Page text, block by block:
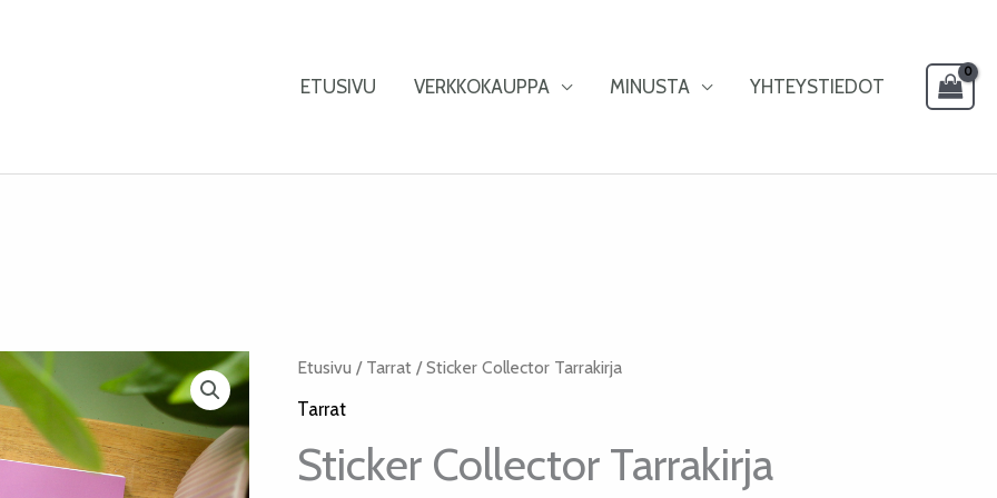
ETUSIVU
VERKKOKAUPPA MINUSTA YHTEYSTIEDOT
Etusivu / Tarrat / Sticker Collector Tarrakirja
Tarrat
Sticker Collector Tarrakirja